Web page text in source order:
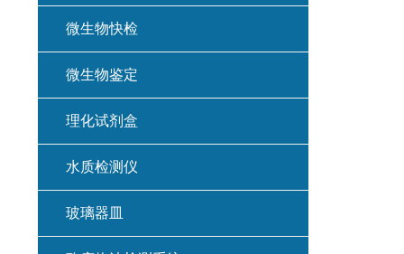
微生物快检
微生物鉴定
理化试剂盒
水质检测仪
玻璃器皿